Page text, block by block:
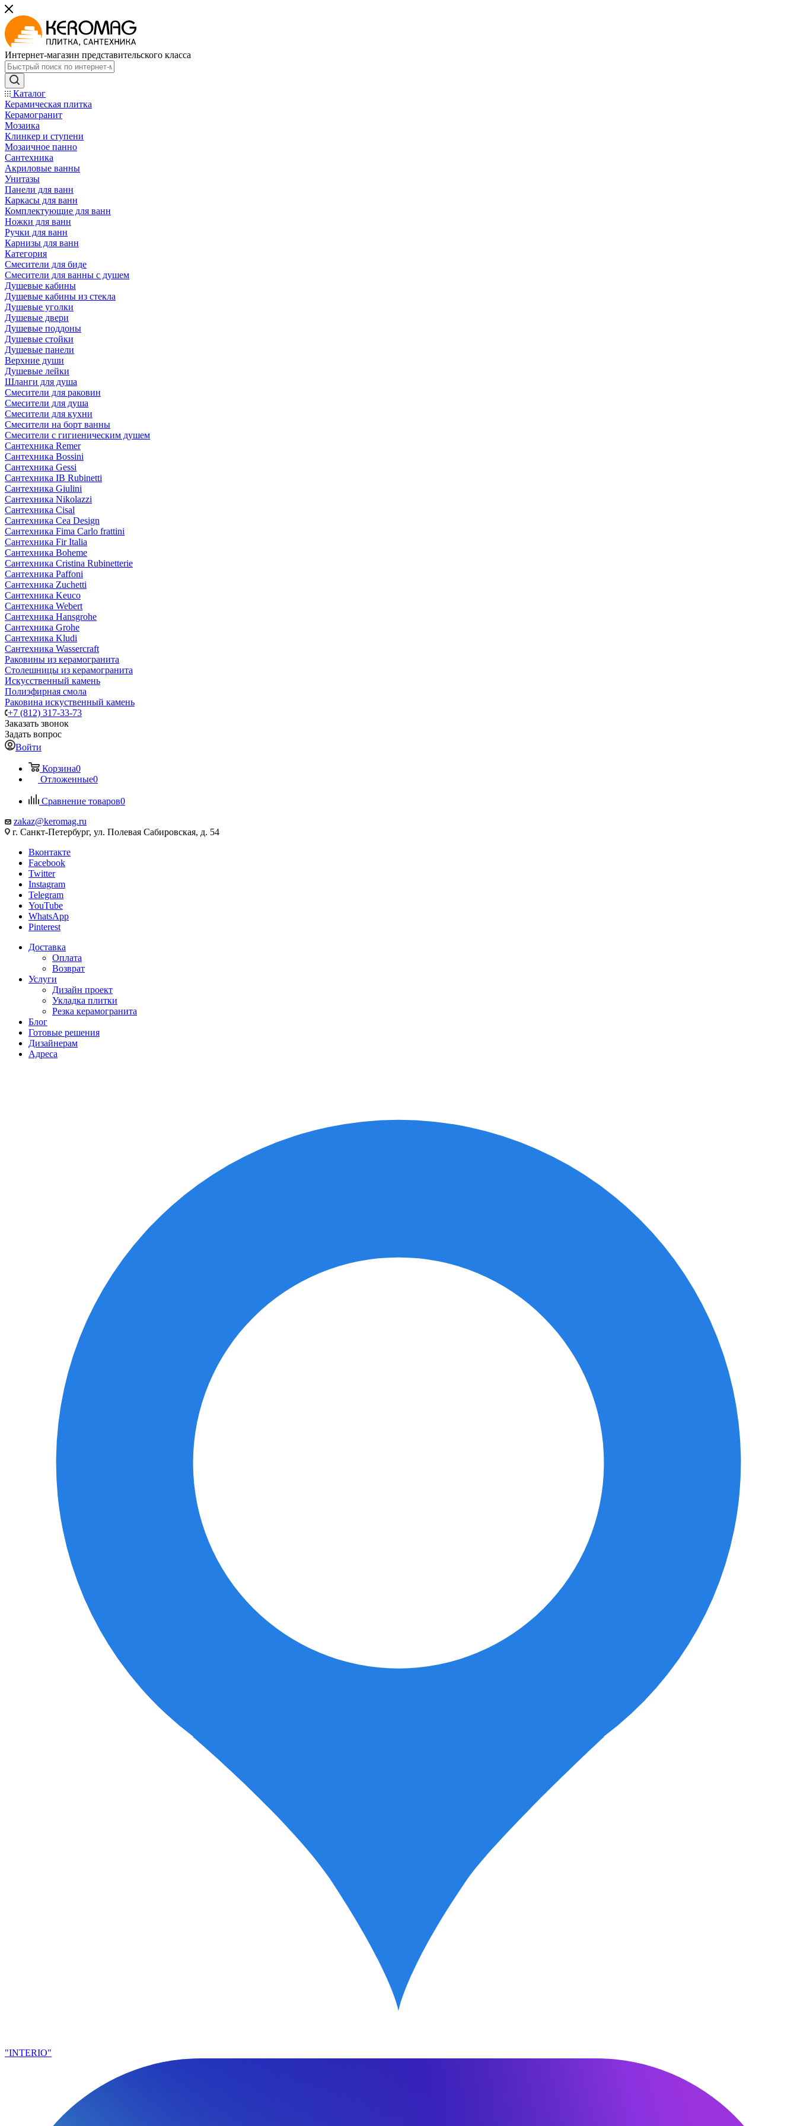
Интернет-магазин представительского класса
Каталог
Керамическая плитка
Керамогранит
Мозаика
Клинкер и ступени
Мозаичное панно
Сантехника
Акриловые ванны
Унитазы
Панели для ванн
Каркасы для ванн
Комплектующие для ванн
Ножки для ванн
Ручки для ванн
Карнизы для ванн
Категория
Смесители для биде
Смесители для ванны с душем
Душевые кабины
Душевые кабины из стекла
Душевые уголки
Душевые двери
Душевые поддоны
Душевые стойки
Душевые панели
Верхние души
Душевые лейки
Шланги для душа
Смесители для раковин
Смесители для душа
Смесители для кухни
Смесители на борт ванны
Смесители с гигиеническим душем
Сантехника Remer
Сантехника Bossini
Сантехника Gessi
Сантехника IB Rubinetti
Сантехника Giulini
Сантехника Nikolazzi
Сантехника Cisal
Сантехника Cea Design
Сантехника Fima Carlo frattini
Сантехника Fir Italia
Сантехника Boheme
Сантехника Cristina Rubinetterie
Сантехника Paffoni
Сантехника Zuchetti
Сантехника Keuco
Сантехника Webert
Сантехника Hansgrohe
Сантехника Grohe
Сантехника Kludi
Сантехника Wassercraft
Раковины из керамогранита
Столешницы из керамогранита
Искусственный камень
Полиэфирная смола
Раковина искуственный камень
+7 (812) 317-33-73
Заказать звонок
Задать вопрос
Войти
Корзина0
Отложенные0
Сравнение товаров0
zakaz@keromag.ru
г. Санкт-Петербург, ул. Полевая Сабировская, д. 54
Вконтакте
Facebook
Twitter
Instagram
Telegram
YouTube
WhatsApp
Pinterest
Доставка
Оплата
Возврат
Услуги
Дизайн проект
Укладка плитки
Резка керамогранита
Блог
Готовые решения
Дизайнерам
Адреса
"INTERIO"